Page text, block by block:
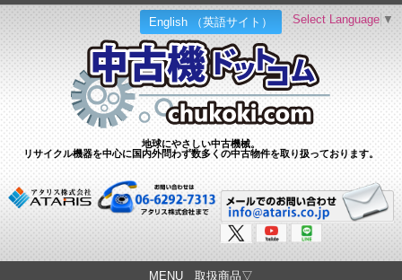
English （英語サイト）
地球にやさしい中古機械。
リサイクル機器を中心に国内外問わず数多くの中古物件を取り扱っております。
Select Language ▼
MENU 取扱商品▽